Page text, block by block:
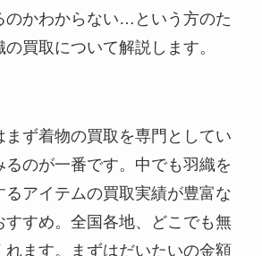
のかわからない…という方のた
買取について解説します。
まず着物の買取を専門としてい
るのが一番です。中でも羽織を
るアイテムの買取実績が豊富な
すすめ。全国各地、どこでも無
れます。まずはだいたいの金額